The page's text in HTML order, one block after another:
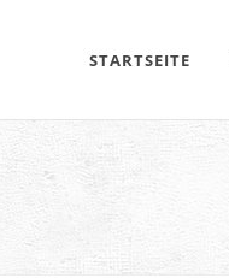
STARTSEITE